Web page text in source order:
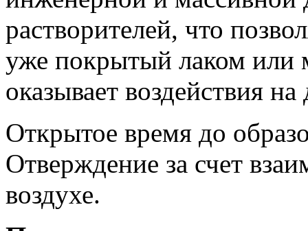
растворителей, что
уже покрытый лаком или
оказывает воздействия на
Открытое время до
Отверждение за счет
воздухе.